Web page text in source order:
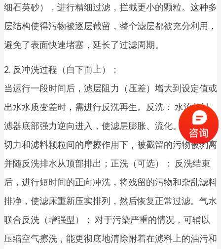
细石英砂），进行精细过滤，拦截更小的颗粒。这种多
层结构使得污物被逐层截留，整个滤层都被充分利用，
避免了表面快速堵塞，延长了过滤周期。
2. 反冲洗过程（自下而上）：
当运行一段时间后，滤层阻力（压差）增大到设定值或
出水水质变差时，需进行反洗再生。反洗： 水流从过
滤器底部强力逆向进入，使滤层膨胀、流化。在水的剪
切力和滤料颗粒间的摩擦作用下，被截留的污物被剥离
并随反洗排水从顶部排出；正洗（可选）： 反洗结束
后，进行短时间的正向冲洗，将残留的污物和杂乱滤料
排净，使滤床重新压实排列，然后恢复正常过滤。气水
联合反洗（增强型）： 对于污染严重的情况，可辅以
压缩空气擦洗，能更彻底地清除附着在滤料上的油污和